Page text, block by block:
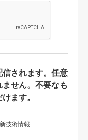
されます。任意
せん。不要なも
ます。
技術情報